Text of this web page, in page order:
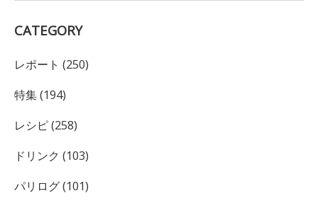
CATEGORY
レポート (250)
特集 (194)
レシピ (258)
ドリンク (103)
パリログ (101)